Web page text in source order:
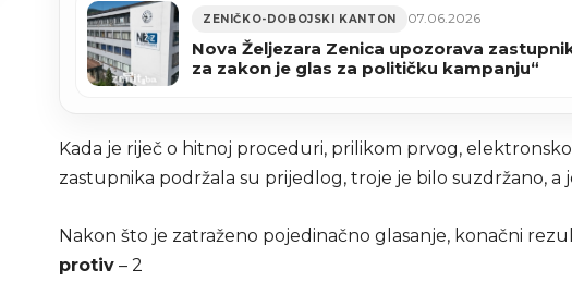
ZENIČKO-DOBOJSKI KANTON 07.06.2026
Nova Željezara Zenica upozorava
za zakon je glas za političku kampanju“
Kada je riječ o hitnoj proceduri, prilikom prvog,
zastupnika podržala su prijedlog, troje je bilo suzdržano, a
Nakon što je zatraženo pojedinačno glasanje, konačni
protiv – 2